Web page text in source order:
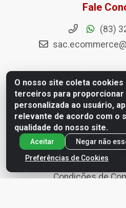
O nosso site coleta cookies
terceiros para proporcionar
personalizada ao usuário,
relevante de acordo com o
qualidade do nosso site.
Aceitar
Negar não
Preferências de Cookies
Fale
(83)
Termo
Política de
Política de
Condições de